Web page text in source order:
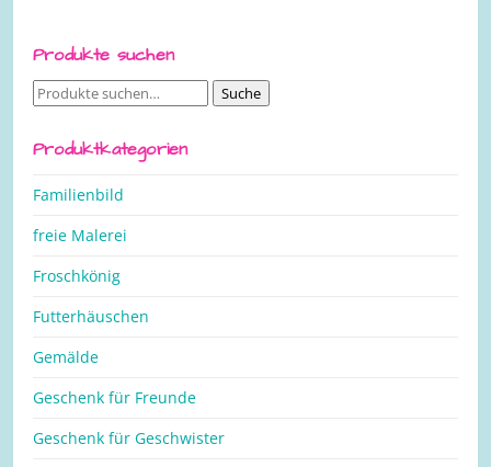
Produkte suchen
Suche
Suche
Produktkategorien
Familienbild
freie Malerei
Froschkönig
Futterhäuschen
Gemälde
Geschenk für Freunde
Geschenk für Geschwister